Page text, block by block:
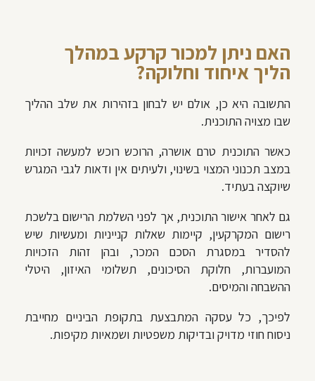
האם ניתן למכור קרקע במהלך
הליך איחוד וחלוקה?
התשובה היא כן, אולם יש לבחון בזהירות את שלב ההליך
שבו מצויה התוכנית.
כאשר התוכנית טרם אושרה, הרוכש רוכש למעשה זכויות
במצב תכנוני המצוי בשינוי, ולעיתים אין ודאות לגבי המגרש
שיוקצה בעתיד.
גם לאחר אישור התוכנית, אך לפני השלמת הרישום בלשכת
רישום המקרקעין, קיימות שאלות קנייניות ומעשיות שיש
להסדיר במסגרת הסכם המכר, ובהן זהות הזכויות
המועברות, חלוקת הסיכונים, תשלומי האיזון, היטלי
ההשבחה והמיסים.
לפיכך, כל עסקה המתבצעת בתקופת הביניים מחייבת
ניסוח חוזי מדויק ובדיקות משפטיות ושמאיות מקיפות.